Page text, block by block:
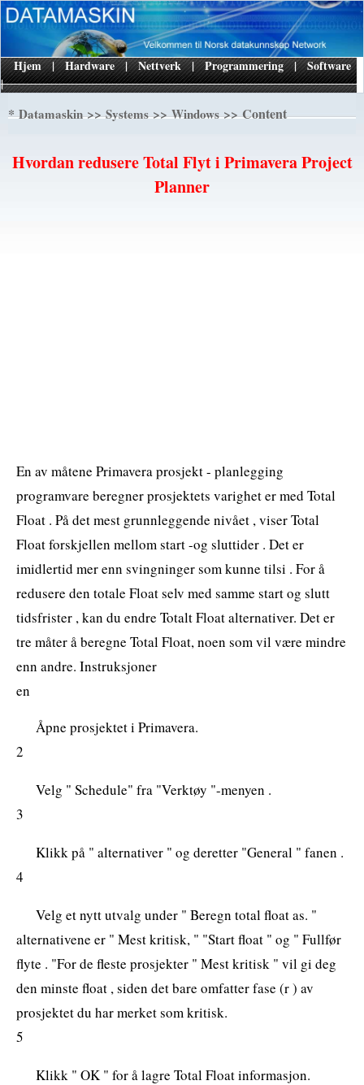
|
Hjem | Hardware | Nettverk | Programmering | Software
*Datamaskin>>Systems>>Windows>> Content
Hvordan redusere Total Flyt i Primavera Project
Planner
En av måtene Primavera prosjekt - planlegging
programvare beregner prosjektets varighet er med Total
Float . På det mest grunnleggende nivået , viser Total
Float forskjellen mellom start -og sluttider . Det er
imidlertid mer enn svingninger som kunne tilsi . For å
redusere den totale Float selv med samme start og slutt
tidsfrister , kan du endre Totalt Float alternativer. Det er
tre måter å beregne Total Float, noen som vil være mindre
enn andre. Instruksjoner
en
Åpne prosjektet i Primavera.
2
Velg " Schedule" fra "Verktøy "-menyen .
3
Klikk på " alternativer " og deretter "General " fanen .
4
Velg et nytt utvalg under " Beregn total float as. "
alternativene er " Mest kritisk, " "Start float " og " Fullfør
flyte . "For de fleste prosjekter " Mest kritisk " vil gi deg
den minste float , siden det bare omfatter fase (r ) av
prosjektet du har merket som kritisk.
5
Klikk " OK " for å lagre Total Float informasjon.